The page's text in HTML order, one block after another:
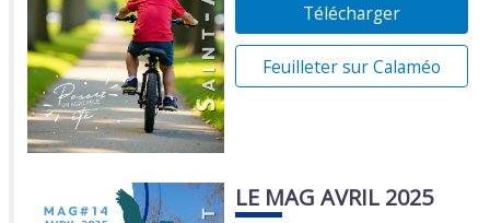
Télécharger
Feuilleter sur Calaméo
LE MAG AVRIL 2025